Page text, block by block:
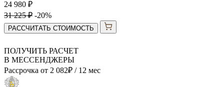
24 980 ₽
31 225₽ -20%
РАССЧИТАТЬ СТОИМОСТЬ
ПОЛУЧИТЬ РАСЧЕТ
В МЕССЕНДЖЕРЫ
Рассрочка от 2 082₽ / 12 мес